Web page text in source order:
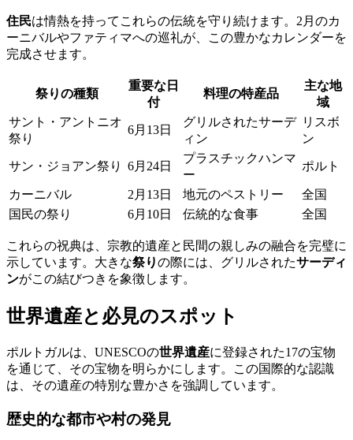
住民は情熱を持ってこれらの伝統を守り続けます。2月のカ
ーニバルやファティマへの巡礼が、この豊かなカレンダーを
完成させます。
祭りの種類
重要な日
付
料理の特産品
主な地
域
サント・アントニオ
祭り
6月13日
グリルされたサーデ
ィン
リスボ
ン
サン・ジョアン祭り 6月24日
プラスチックハンマ
ー
ポルト
カーニバル 2月13日 地元のペストリー
全国
国民の祭り
6月10日 伝統的な食事 全国
これらの祝典は、宗教的遺産と民間の親しみの融合を完璧に
示しています。大きな祭りの際には、グリルされたサーディ
ンがこの結びつきを象徴します。
世界遺産と必見のスポット
ポルトガルは、UNESCOの世界遺産に登録された17の宝物
を通じて、その宝物を明らかにします。この国際的な認識
は、その遺産の特別な豊かさを強調しています。
歴史的な都市や村の発見